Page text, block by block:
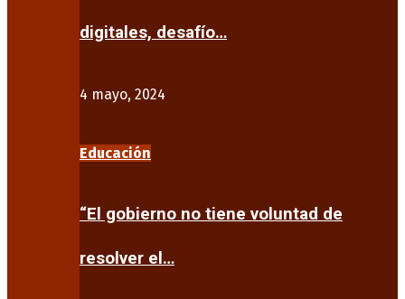
digitales, desafío…
4 mayo, 2024
Educación
“El gobierno no tiene voluntad de
resolver el…